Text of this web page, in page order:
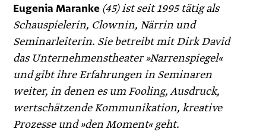
Eugenia Maranke (45) ist seit 1995 tätig als
Schauspielerin, Clownin, Närrin und
Seminarleiterin. Sie betreibt mit Dirk David
das Unternehmenstheater »Narrenspiegel«
und gibt ihre Erfahrungen in Seminaren
weiter, in denen es um Fooling, Ausdruck,
wertschätzende Kommunikation, kreative
Prozesse und »den Moment« geht.